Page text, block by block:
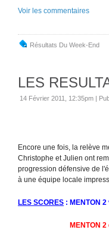
Voir les commentaires
Résultats Du Week-End
LES
14 Février 2011, 12:35pm |
Encore une fois, la relève
Christophe et Julien ont
progression défensive de
à une équipe locale
LES SCORES : MENTON
MENTON 2